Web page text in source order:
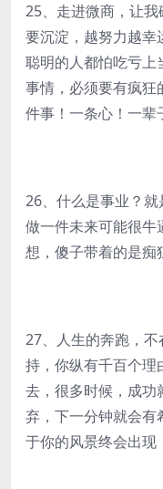
25、走进微商，让
要沉淀，越努力越幸
聪明的人都怕吃亏
事情，必须要有疯狂
件事！一条心！一辈
26、什么是事业？
做一件未来可能很牛
想，傻子带着的是痴
27、人生的奔跑，
持，你纵有千百个理
去，很多时候，成功
弃，下一分钟就会有
于你的风景终会出现